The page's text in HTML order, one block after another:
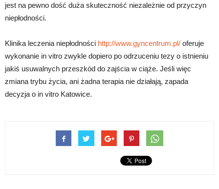
jest na pewno dość duża skuteczność niezależnie od przyczyn
niepłodności.
Klinika leczenia niepłodności http://www.gyncentrum.pl/ oferuje
wykonanie in vitro zwykle dopiero po odrzuceniu tezy o istnieniu
jakiś usuwalnych przeszkód do zajścia w ciąże. Jeśli więc
zmiana trybu życia, ani żadna terapia nie działają, zapada
decyzja o in vitro Katowice.